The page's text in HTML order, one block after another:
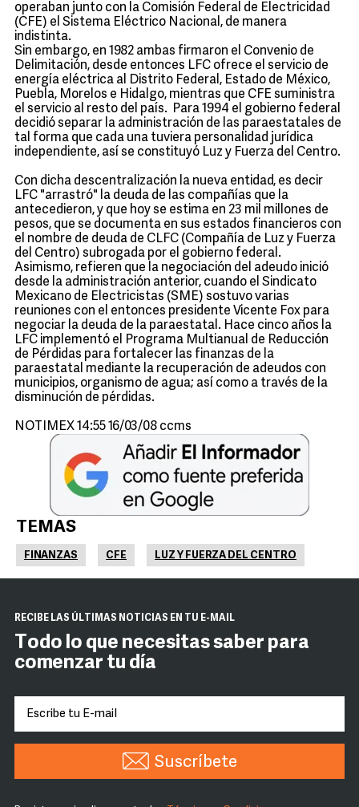
operaban junto con la Comisión Federal de Electricidad
(CFE) el Sistema Eléctrico Nacional, de manera
indistinta.
Sin embargo, en 1982 ambas firmaron el Convenio de
Delimitación, desde entonces LFC ofrece el servicio de
energía eléctrica al Distrito Federal, Estado de México,
Puebla, Morelos e Hidalgo, mientras que CFE suministra
el servicio al resto del país. Para 1994 el gobierno federal
decidió separar la administración de las paraestatales de
tal forma que cada una tuviera personalidad jurídica
independiente, así se constituyó Luz y Fuerza del Centro.
Con dicha descentralización la nueva entidad, es decir
LFC "arrastró" la deuda de las compañías que la
antecedieron, y que hoy se estima en 23 mil millones de
pesos, que se documenta en sus estados financieros con
el nombre de deuda de CLFC (Compañía de Luz y Fuerza
del Centro) subrogada por el gobierno federal.
Asimismo, refieren que la negociación del adeudo inició
desde la administración anterior, cuando el Sindicato
Mexicano de Electricistas (SME) sostuvo varias
reuniones con el entonces presidente Vicente Fox para
negociar la deuda de la paraestatal. Hace cinco años la
LFC implementó el Programa Multianual de Reducción
de Pérdidas para fortalecer las finanzas de la
paraestatal mediante la recuperación de adeudos con
municipios, organismo de agua; así como a través de la
disminución de pérdidas.
NOTIMEX 14:55 16/03/08 ccms
TEMAS
FINANZAS CFE LUZ Y FUERZA DEL CENTRO
RECIBE LAS ÚLTIMAS NOTICIAS EN TU E-MAIL
Todo lo que necesitas saber para
comenzar tu día
Suscríbete